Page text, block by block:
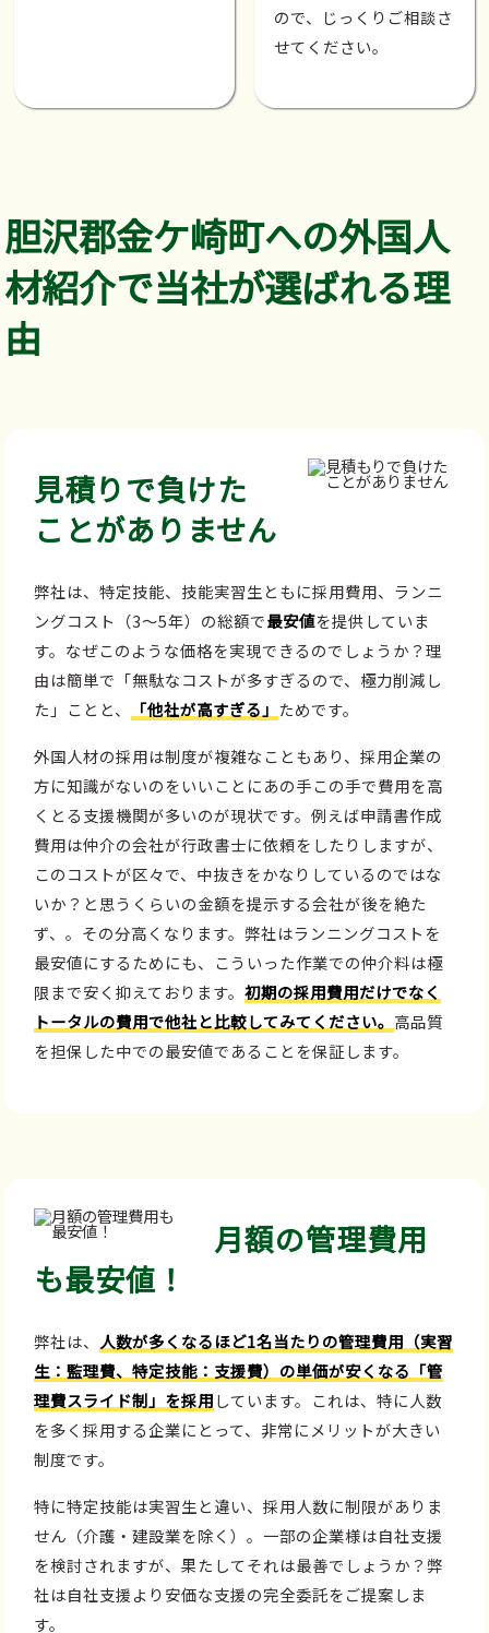
ので、じっくりご相談さ
せてください。
胆沢郡金ケ崎町への外国人
材紹介で当社が選ばれる理
由
見積りで負けた
ことがありません
弊社は、特定技能、技能実習生ともに採用費用、ランニ
ングコスト（3～5年）の総額で最安値を提供していま
す。なぜこのような価格を実現できるのでしょうか？理
由は簡単で「無駄なコストが多すぎるので、極力削減し
た」ことと、
「他社が高すぎる」 ためです。
外国人材の採用は制度が複雑なこともあり、採用企業の
方に知識がないのをいいことにあの手この手で費用を高
くとる支援機関が多いのが現状です。例えば申請書作成
費用は仲介の会社が行政書士に依頼をしたりしますが、
このコストが区々で、中抜きをかなりしているのではな
いか？と思うくらいの金額を提示する会社が後を絶た
ず、。その分高くなります。弊社はランニングコストを
最安値にするためにも、こういった作業での仲介料は極
限まで安く抑えております。初期の採用費用だけでなく
トータルの費用で他社と比較してみてください。 高品質
を担保した中での最安値であることを保証します。
月額の管理費用
も最安値！
弊社は、 人数が多くなるほど1名当たりの管理費用（実習
生：監理費、特定技能：支援費）の単価が安くなる「管
理費スライド制」を採用しています。これは、特に人数
を多く採用する企業にとって、非常にメリットが大きい
制度です。
特に特定技能は実習生と違い、採用人数に制限がありま
せん（介護・建設業を除く）。一部の企業様は自社支援
を検討されますが、果たしてそれは最善でしょうか？弊
社は自社支援より安価な支援の完全委託をご提案しま
す。